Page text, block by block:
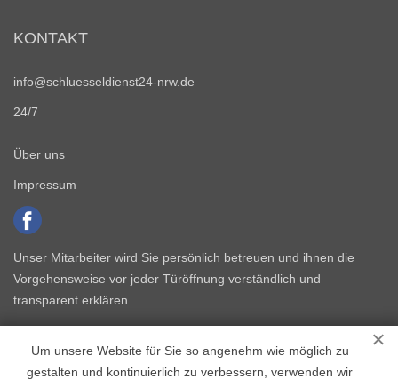
Um unsere Website für Sie so angenehm wie möglich zu
gestalten und kontinuierlich zu verbessern, verwenden wir
KONTAKT
info@schluesseldienst24-nrw.de
24/7
Über uns
Impressum
Unser Mitarbeiter wird Sie persönlich betreuen und ihnen die
Vorgehensweise vor jeder Türöffnung verständlich und
transparent erklären.